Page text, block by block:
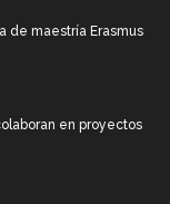
de maestría Erasmus
en proyectos